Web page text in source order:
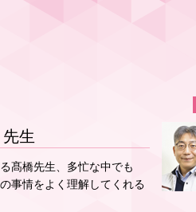
生
髙橋先生、多忙な中でも
事情をよく理解してくれる